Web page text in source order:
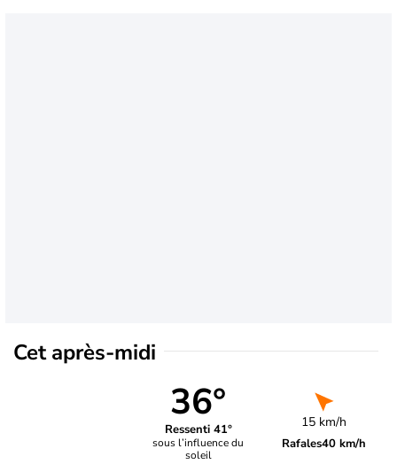
Cet après-midi
36°
Ressenti 41°
sous l’influence du
soleil
15 km/h
Rafales40 km/h